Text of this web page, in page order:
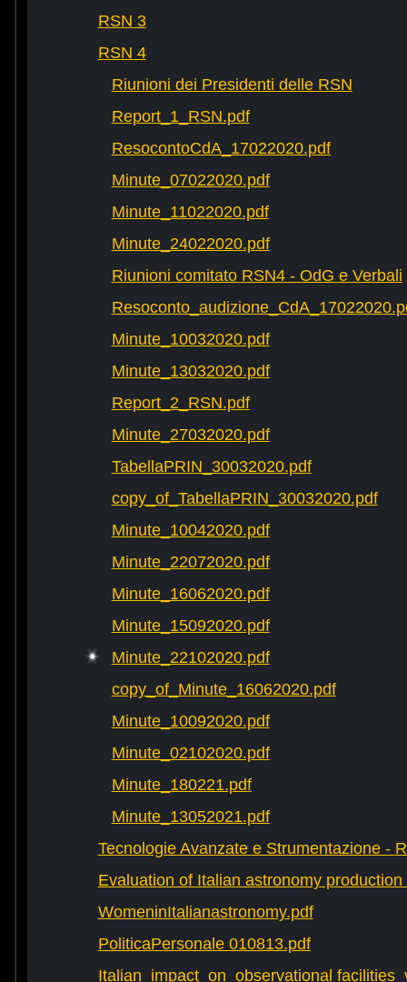
RSN 3
RSN 4
Riunioni dei Presidenti delle RSN
Report_1_RSN.pdf
ResocontoCdA_17022020.pdf
Minute_07022020.pdf
Minute_11022020.pdf
Minute_24022020.pdf
Riunioni comitato RSN4 - OdG e Verbali
Minute_10032020.pdf
Minute_13032020.pdf
Report_2_RSN.pdf
Minute_27032020.pdf
TabellaPRIN_30032020.pdf
copy_of_TabellaPRIN_30032020.pdf
Minute_10042020.pdf
Minute_22072020.pdf
Minute_16062020.pdf
Minute_15092020.pdf
Minute_22102020.pdf
copy_of_Minute_16062020.pdf
Minute_10092020.pdf
Minute_02102020.pdf
Minute_180221.pdf
Minute_13052021.pdf
Tecnologie Avanzate e Strumentazione -
Evaluation of Italian astronomy production
WomeninItalianastronomy.pdf
PoliticaPersonale 010813.pdf
Italian_impact_on_observational